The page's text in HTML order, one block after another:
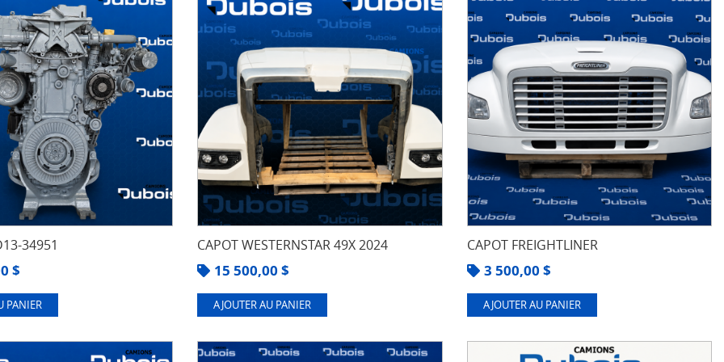
34951
$
PANIER
CAPOT WESTERNSTAR 49X 2024
15 500,00 $
AJOUTER AU PANIER
CAPOT FREIGHTLINER
3 500,00 $
AJOUTER AU PANIER